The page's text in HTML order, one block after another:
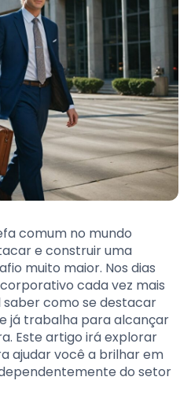
comum no mundo
e construir uma
muito maior. Nos dias
cada vez mais
como se destacar
já trabalha para alcançar
Este artigo irá explorar
ajudar você a brilhar em
do setor